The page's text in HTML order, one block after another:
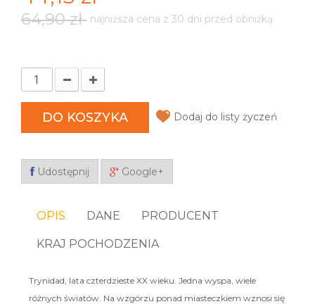
64,90 zł najniższa cena z 30 dni przed obniżką
DO KOSZYKA Dodaj do listy życzeń
Udostępnij Google+
OPIS DANE PRODUCENT
KRAJ POCHODZENIA
Trynidad, lata czterdzieste XX wieku. Jedna wyspa, wiele
różnych światów. Na wzgórzu ponad miasteczkiem wznosi się